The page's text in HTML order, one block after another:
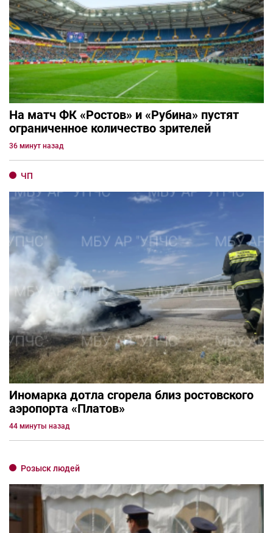
На матч ФК «Ростов» и «Рубина» пустят
ограниченное количество зрителей
36 минут назад
ЧП
Иномарка дотла сгорела близ ростовского
аэропорта «Платов»
44 минуты назад
Розыск людей